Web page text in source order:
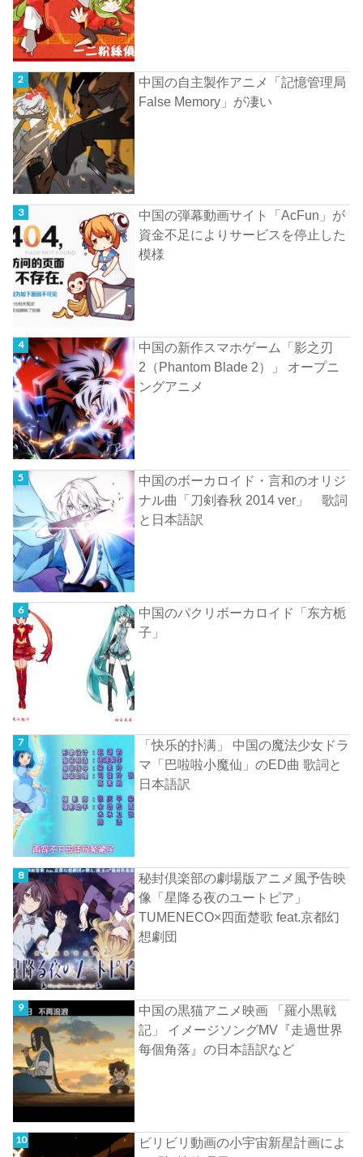
中国の自主製作アニメ「記憶管理局
False Memory」が凄い
中国の弾幕動画サイト「AcFun」が
資金不足によりサービスを停止した
模様
中国の新作スマホゲーム「影之刃
2（Phantom Blade 2）」 オープニ
ングアニメ
中国のボーカロイド・言和のオリジ
ナル曲「刀剣春秋 2014 ver」 歌詞
と日本語訳
中国のパクリボーカロイド「东方栀
子」
「快乐的扑满」 中国の魔法少女ドラ
マ「巴啦啦小魔仙」のED曲 歌詞と
日本語訳
秘封倶楽部の劇場版アニメ風予告映
像「星降る夜のユートピア」
TUMENECO×四面楚歌 feat.京都幻
想劇団
中国の黒猫アニメ映画 「羅小黒戦
記」 イメージソングMV『走過世界
每個角落』の日本語訳など
ビリビリ動画の小宇宙新星計画によ